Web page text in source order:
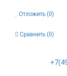
Отложить (0)
Сравнить (0)